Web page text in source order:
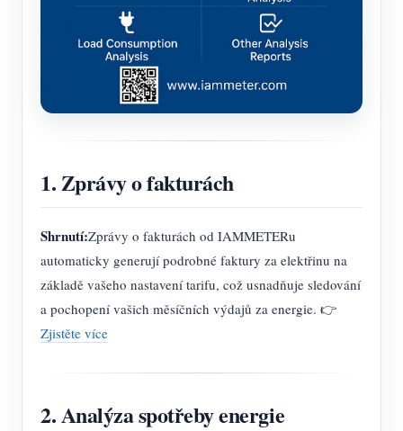
1. Zprávy o fakturách
Shrnutí:Zprávy o fakturách od IAMMETERu
automaticky generují podrobné faktury za elektřinu na
základě vašeho nastavení tarifu, což usnadňuje sledování
a pochopení vašich měsíčních výdajů za energie. 👉
Zjistěte více
2. Analýza spotřeby energie